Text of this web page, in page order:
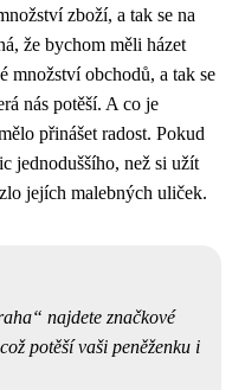
zboží, a tak se na
že bychom měli házet
množství obchodů, a tak se
nás potěší. A co je
přinášet radost. Pokud
jednoduššího, než si užít
jejích malebných uliček.
najdete značkové
potěší vaši peněženku i